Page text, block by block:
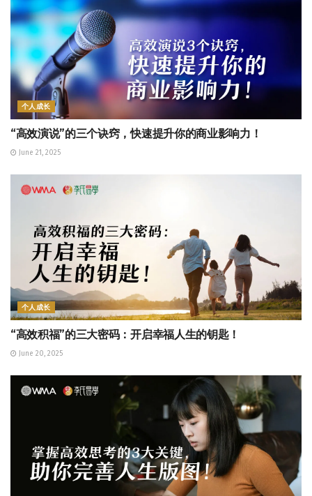
个人成长
“高效演说”的三个诀窍，快速提升你的商业影响力！
June 21, 2025
个人成长
“高效积福”的三大密码：开启幸福人生的钥匙！
June 20, 2025